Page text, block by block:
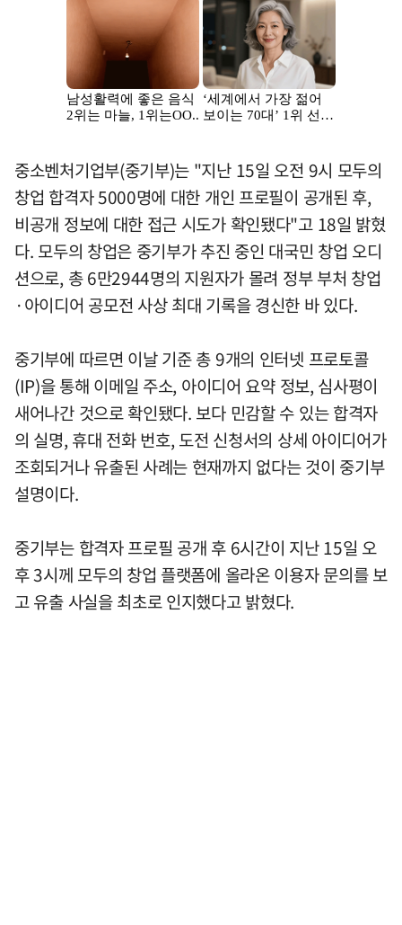
중소벤처기업부(중기부)는 "지난 15일 오전 9시 모두의
창업 합격자 5000명에 대한 개인 프로필이 공개된 후,
비공개 정보에 대한 접근 시도가 확인됐다"고 18일 밝혔
다. 모두의 창업은 중기부가 추진 중인 대국민 창업 오디
션으로, 총 6만2944명의 지원자가 몰려 정부 부처 창업
·아이디어 공모전 사상 최대 기록을 경신한 바 있다.
중기부에 따르면 이날 기준 총 9개의 인터넷 프로토콜
(IP)을 통해 이메일 주소, 아이디어 요약 정보, 심사평이
새어나간 것으로 확인됐다. 보다 민감할 수 있는 합격자
의 실명, 휴대 전화 번호, 도전 신청서의 상세 아이디어가
조회되거나 유출된 사례는 현재까지 없다는 것이 중기부
설명이다.
중기부는 합격자 프로필 공개 후 6시간이 지난 15일 오
후 3시께 모두의 창업 플랫폼에 올라온 이용자 문의를 보
고 유출 사실을 최초로 인지했다고 밝혔다.